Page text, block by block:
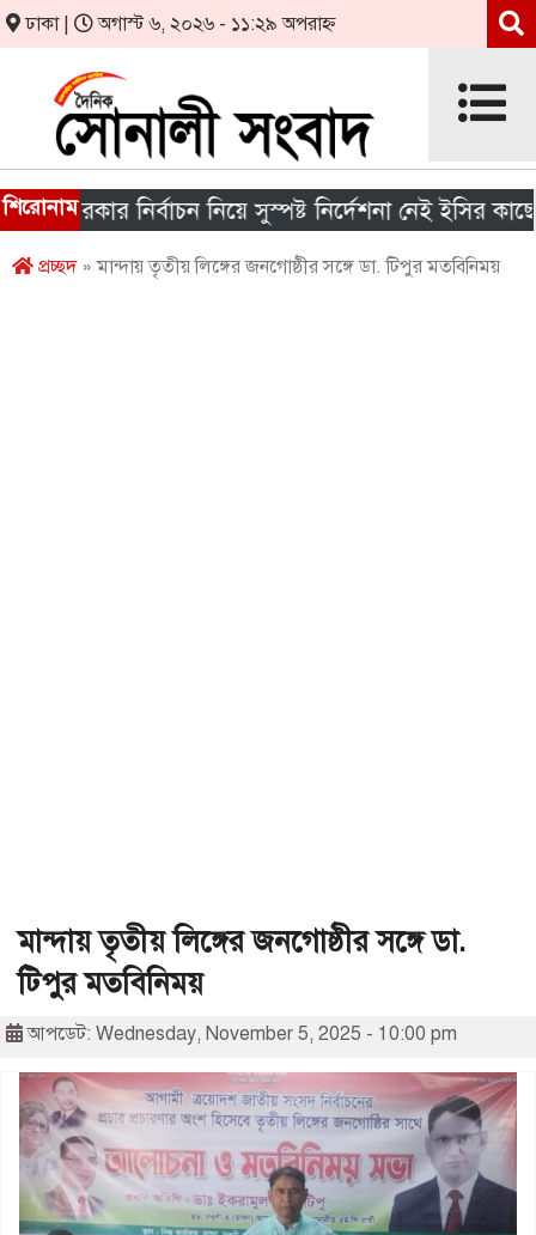
ঢাকা | অগাস্ট ৬, ২০২৬ - ১১:২৯ অপরাহ্ন
শিরোনাম
সরকার নির্বাচন নিয়ে সুস্পষ্ট নির্দেশনা নেই ইসির কাছে
প্রচ্ছদ» মান্দায় তৃতীয় লিঙ্গের জনগোষ্ঠীর সঙ্গে ডা. টিপুর মতবিনিময়
মান্দায় তৃতীয় লিঙ্গের জনগোষ্ঠীর সঙ্গে ডা.
টিপুর মতবিনিময়
আপডেট: Wednesday, November 5, 2025 - 10:00 pm